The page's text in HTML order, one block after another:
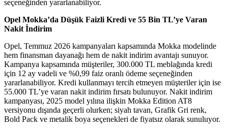
seçeneğinden yararlanabiliyor.
Opel Mokka’da Düşük Faizli Kredi ve 55 Bin TL’ye Varan
Nakit İndirim
Opel, Temmuz 2026 kampanyaları kapsamında Mokka modelinde
hem finansman dayanağı hem de nakit indirim avantajı sunuyor.
Kampanya kapsamında müşteriler, 300.000 TL meblağında kredi
için 12 ay vadeli ve %0,99 faiz oranlı ödeme seçeneğinden
yararlanabiliyor. Kredi kullanmayı tercih etmeyen müşteriler için ise
55.000 TL’ye varan nakit indirim fırsatı bulunuyor. Nakit indirim
kampanyası, 2025 model yılına ilişkin Mokka Edition AT8
versiyonu dışında geçerli olurken; siyah tavan, Grafik Gri renk,
Bold Pack ve metalik boya seçenekleri de fiyatsız olarak sunuluyor.